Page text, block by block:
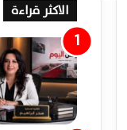
الاكثر قراءة